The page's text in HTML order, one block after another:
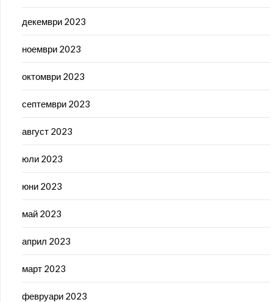
декември 2023
ноември 2023
октомври 2023
септември 2023
август 2023
юли 2023
юни 2023
май 2023
април 2023
март 2023
февруари 2023